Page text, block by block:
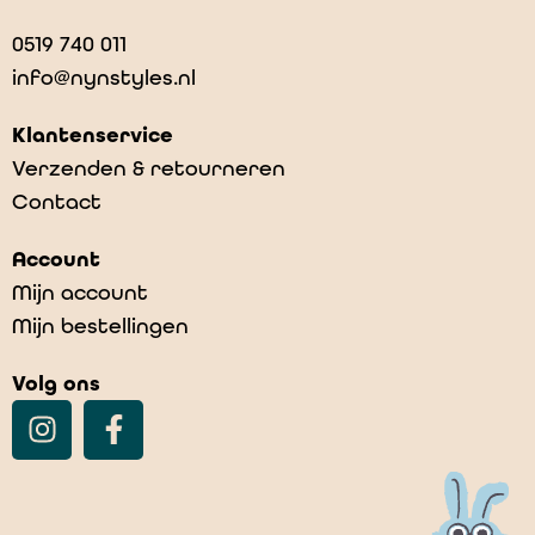
0519 740 011
info@nynstyles.nl
Klantenservice
Verzenden & retourneren
Contact
Account
Mijn account
Mijn bestellingen
Volg ons